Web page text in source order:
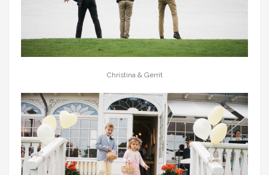
Christina & Gerrit